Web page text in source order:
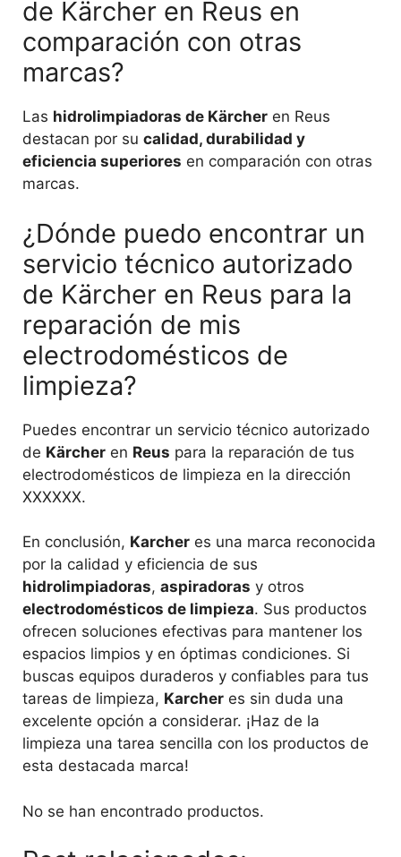
de Kärcher en Reus en
comparación con otras
marcas?
Las hidrolimpiadoras de Kärcher en Reus
destacan por su calidad, durabilidad y
eficiencia superiores en comparación con otras
marcas.
¿Dónde puedo encontrar un
servicio técnico autorizado
de Kärcher en Reus para la
reparación de mis
electrodomésticos de
limpieza?
Puedes encontrar un servicio técnico autorizado
de Kärcher en Reus para la reparación de tus
electrodomésticos de limpieza en la dirección
XXXXXX.
En conclusión, Karcher es una marca reconocida
por la calidad y eficiencia de sus
hidrolimpiadoras, aspiradoras y otros
electrodomésticos de limpieza. Sus productos
ofrecen soluciones efectivas para mantener los
espacios limpios y en óptimas condiciones. Si
buscas equipos duraderos y confiables para tus
tareas de limpieza, Karcher es sin duda una
excelente opción a considerar. ¡Haz de la
limpieza una tarea sencilla con los productos de
esta destacada marca!
No se han encontrado productos.